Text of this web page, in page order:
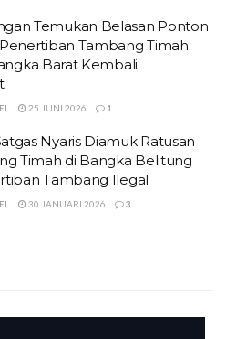
Temukan Belasan Ponton
Tambang Timah
Barat Kembali
25 JUNI 2026 1
Nyaris Diamuk Ratusan
Timah di Bangka Belitung
Tambang Ilegal
30 JANUARI 2026 3